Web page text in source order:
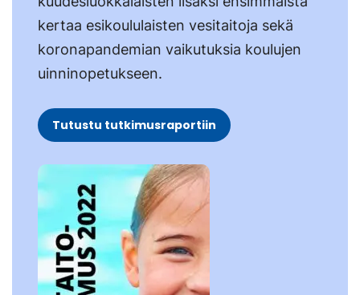
kertaa esikoululaisten vesitaitoja sekä
koronapandemian vaikutuksia koulujen
uinninopetukseen.
Tutustu tutkimusraportiin